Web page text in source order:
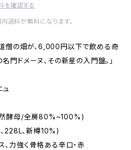
を確認する
送料が無料になります。
僧の畑が、6,000円以下で飲める奇
門ドメーヌ、その新星の入門盤。」
ュ
然酵母/全房80%~100%)
228L、新樽10%)
、力強く骨格ある辛口・赤